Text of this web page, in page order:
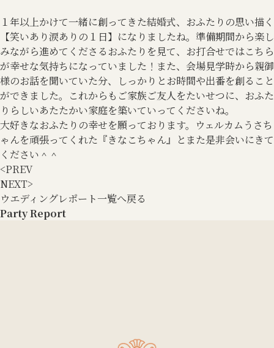
１年以上かけて一緒に創ってきた結婚式、おふたりの思い描く
【笑いあり涙ありの１日】になりましたね。準備期間から楽し
みながら進めてくださるおふたりを見て、お打合せではこちら
が幸せな気持ちになっていました！また、会場見学時から親御
様のお話を聞いていた分、しっかりとお時間や出番を創ること
ができました。これからもご家族ご友人をたいせつに、おふた
りらしいあたたかい家庭を築いていってくださいね。
大好きなおふたりの幸せを願っております。ウェルカムうさち
ゃんを頑張ってくれた『きなこちゃん』とまた是非会いにきて
ください＾＾
<PREV
NEXT>
ウエディングレポート一覧へ戻る
Party Report